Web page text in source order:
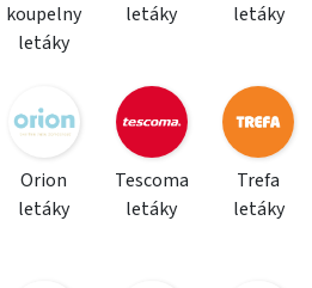
koupelny
letáky
letáky
letáky
Orion
letáky
Tescoma
letáky
Trefa
letáky